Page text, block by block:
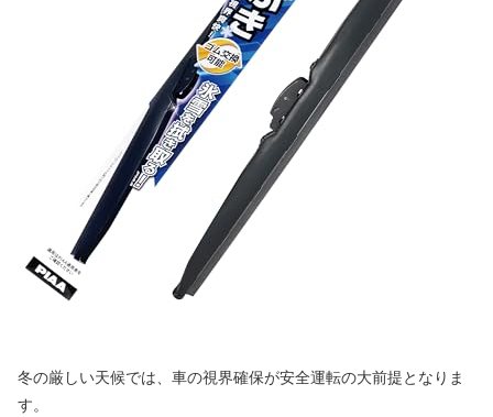
冬の厳しい天候では、車の視界確保が安全運転の大前提となりま
す。